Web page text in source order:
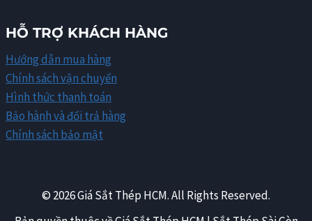
HỖ TRỢ KHÁCH HÀNG
Hướng dẫn mua hàng
Chính sách vận chuyển
Hình thức thanh toán
Bảo hành và đổi trả hàng
Chính sách bảo mật
© 2026 Giá Sắt Thép HCM. All Rights Reserved.